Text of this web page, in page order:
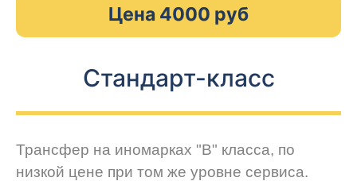
Цена 4000 руб
Стандарт-класс
Трансфер на иномарках "В" класса, по
низкой цене при том же уровне сервиса.